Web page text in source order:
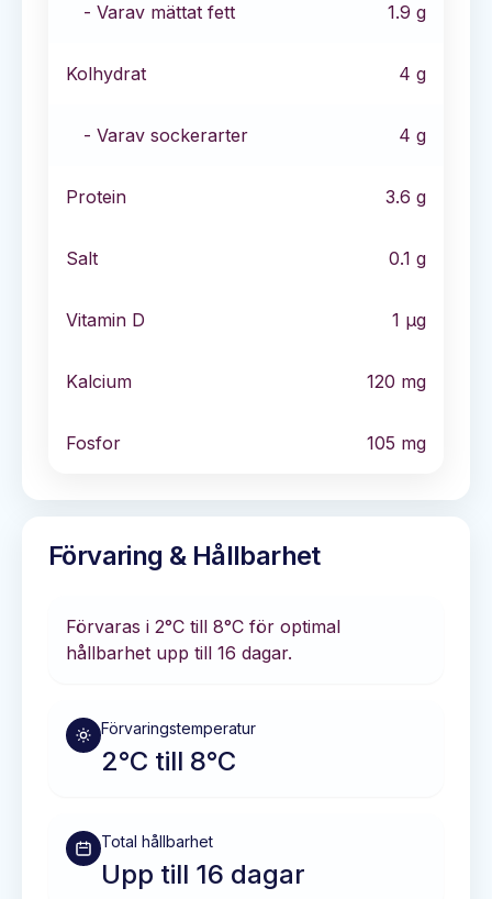
- Varav mättat fett 1.9 g
Kolhydrat 4 g
- Varav sockerarter 4 g
Protein 3.6 g
Salt 0.1 g
Vitamin D 1 µg
Kalcium 120 mg
Fosfor 105 mg
Förvaring & Hållbarhet
Förvaras i 2°C till 8°C för optimal
hållbarhet upp till 16 dagar.
Förvaringstemperatur
2°C till 8°C
Total hållbarhet
Upp till 16 dagar